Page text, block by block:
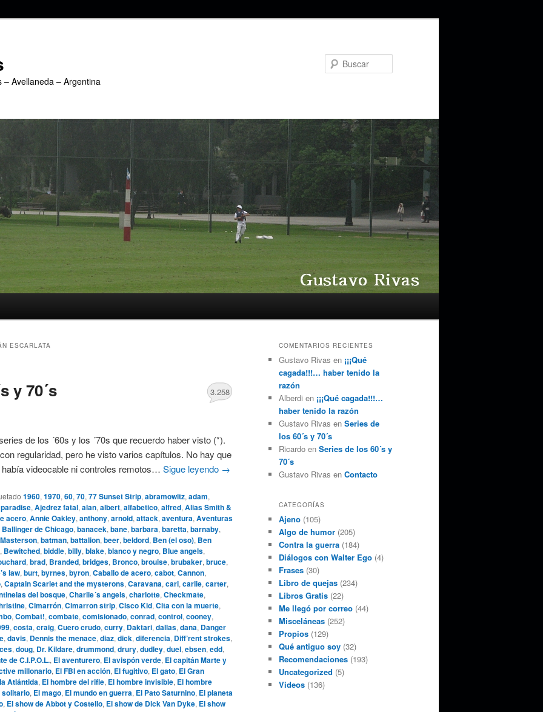
Avellaneda – Argentina
ESCARLATA
y 70´s 3.258
de los ´60s y los ´70s que recuerdo haber visto (*).
regularidad, pero he visto varios capítulos. No hay que
videocable ni controles remotos… Sigue leyendo →
1960, 1970, 60, 70, 77 Sunset Strip, abramowitz, adam,
, Ajedrez fatal, alan, albert, alfabetico, alfred, Alias Smith &
acero, Annie Oakley, anthony, arnold, attack, aventura, Aventuras
Ballinger de Chicago, banacek, bane, barbara, baretta, barnaby,
, batman, battalion, beer, beldord, Ben (el oso), Ben
, Bewitched, biddle, billy, blake, blanco y negro, Blue angels,
, brad, Branded, bridges, Bronco, brouise, brubaker, bruce,
law, burt, byrnes, byron, Caballo de acero, cabot, Cannon,
, Captain Scarlet and the mysterons, Caravana, carl, carlie, carter,
del bosque, Charlie´s angels, charlotte, Checkmate,
, Cimarrón, Cimarron strip, Cisco Kid, Cita con la muerte,
, Combat!, combate, comisionado, conrad, control, cooney,
, costa, craig, Cuero crudo, curry, Daktari, dallas, dana, Danger
, davis, Dennis the menace, diaz, dick, diferencia, Diff’rent strokes,
, doug, Dr. Kildare, drummond, drury, dudley, duel, ebsen, edd,
de C.I.P.O.L., El aventurero, El avispón verde, El capitán Marte y
millonario, El FBI en acción, El fugitivo, El gato, El Gran
Atlántida, El hombre del rifle, El hombre invisible, El hombre
solitario, El mago, El mundo en guerra, El Pato Saturnino, El planeta
, El show de Abbot y Costello, El show de Dick Van Dyke, El show
COMENTARIOS RECIENTES
Gustavo Rivas en ¡¡¡Qué
cagada!!!… haber tenido la
razón
Alberdi en ¡¡¡Qué cagada!!!…
haber tenido la razón
Gustavo Rivas en Series de
los 60´s y 70´s
Ricardo en Series de los 60´s y
70´s
Gustavo Rivas en Contacto
CATEGORÍAS
Ajeno (105)
Algo de humor (205)
Contra la guerra (184)
Diálogos con Walter Ego (4)
Frases (30)
Libro de quejas (234)
Libros Gratis (22)
Me llegó por correo (44)
Misceláneas (252)
Propios (129)
Qué antiguo soy (32)
Recomendaciones (193)
Uncategorized (5)
Videos (136)